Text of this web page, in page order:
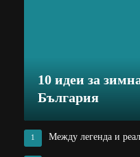
10 идеи за
България
1 Между легенда и